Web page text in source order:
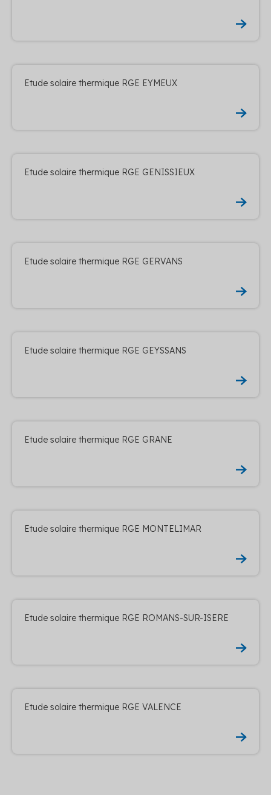
Etude solaire thermique RGE EYMEUX
Etude solaire thermique RGE GENISSIEUX
Etude solaire thermique RGE GERVANS
Etude solaire thermique RGE GEYSSANS
Etude solaire thermique RGE GRANE
Etude solaire thermique RGE MONTELIMAR
Etude solaire thermique RGE ROMANS-SUR-ISERE
Etude solaire thermique RGE VALENCE